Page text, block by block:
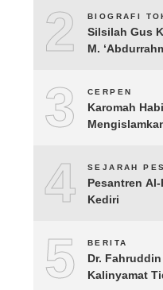
2 BIOGRAFI
Silsilah Gus
M.
3 CERPEN
Karomah
4 SEJARAH
Pesantren
Kediri
5 BERITA
Dr.
Kalinyamat